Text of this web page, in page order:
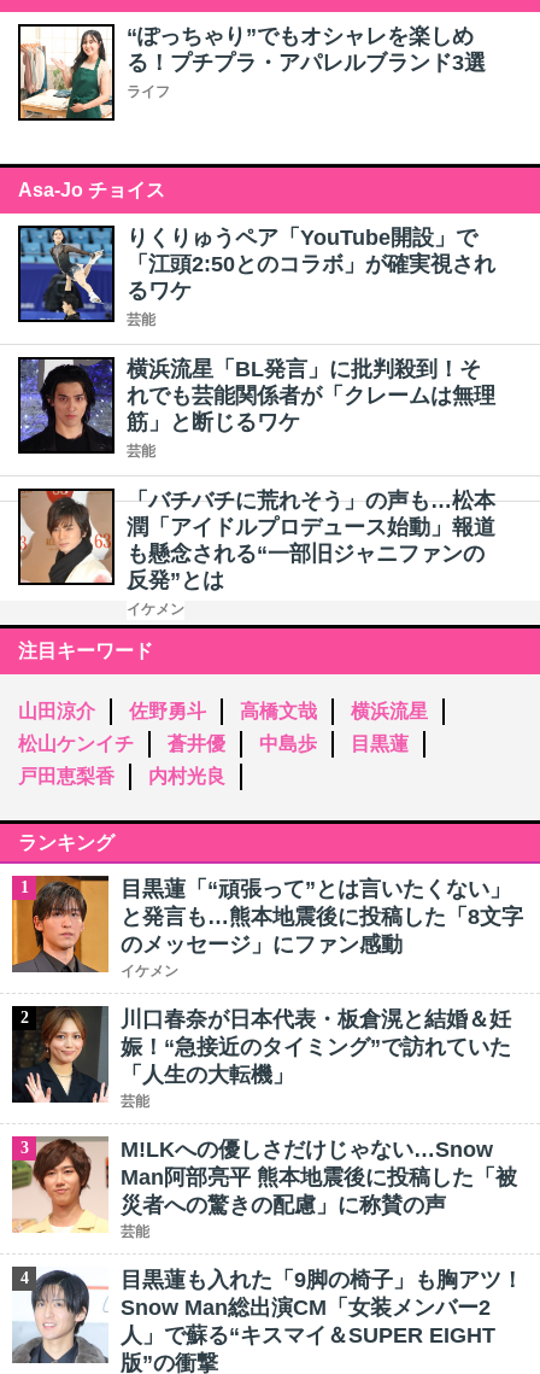
“ぽっちゃり”でもオシャレを楽しめ
る！プチプラ・アパレルブランド3選
ライフ
Asa-Jo チョイス
りくりゅうペア「YouTube開設」で
「江頭2:50とのコラボ」が確実視され
るワケ
芸能
横浜流星「BL発言」に批判殺到！そ
れでも芸能関係者が「クレームは無理
筋」と断じるワケ
芸能
「バチバチに荒れそう」の声も…松本
潤「アイドルプロデュース始動」報道
も懸念される“一部旧ジャニファンの
反発”とは
イケメン
注目キーワード
山田涼介 佐野勇斗 高橋文哉
横浜流星
松山ケンイチ
蒼井優 中島歩
目黒蓮
戸田恵梨香
内村光良
ランキング
1
目黒蓮「“頑張って”とは言いたくない」
と発言も…熊本地震後に投稿した「8文字
のメッセージ」にファン感動
イケメン
2
川口春奈が日本代表・板倉滉と結婚＆妊
娠！“急接近のタイミング”で訪れていた
「人生の大転機」
芸能
3
M!LKへの優しさだけじゃない…Snow
Man阿部亮平 熊本地震後に投稿した「被
災者への驚きの配慮」に称賛の声
芸能
4
目黒蓮も入れた「9脚の椅子」も胸アツ！
Snow Man総出演CM「女装メンバー2
人」で蘇る“キスマイ＆SUPER EIGHT
版”の衝撃